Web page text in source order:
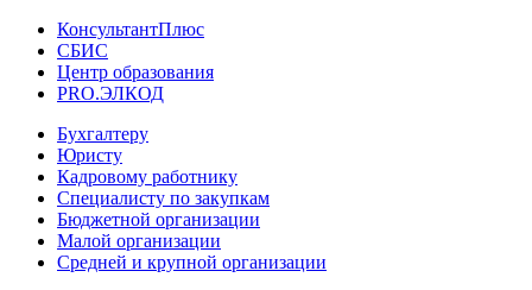
КонсультантПлюс
СБИС
Центр образования
PRO.ЭЛКОД
Бухгалтеру
Юристу
Кадровому работнику
Специалисту по закупкам
Бюджетной организации
Малой организации
Средней и крупной организации